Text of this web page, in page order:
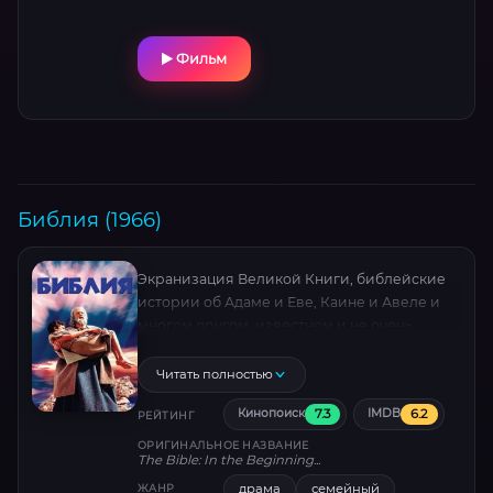
ритуалы. Фильм поражает леденящими
визуальными образами (особенно сцены с
неожиданным саундтреком The Doors и
Фильм
Библия (1966)
Экранизация Великой Книги, библейские
истории об Адаме и Еве, Каине и Авеле и
Читать полностью
РЕЙТИНГ Кинопоиск 7.3 IMDB 6.2
ОРИГИНАЛЬНОЕ НАЗВАНИЕ
The Bible: In the Beginning...
ЖАНР драма семейный